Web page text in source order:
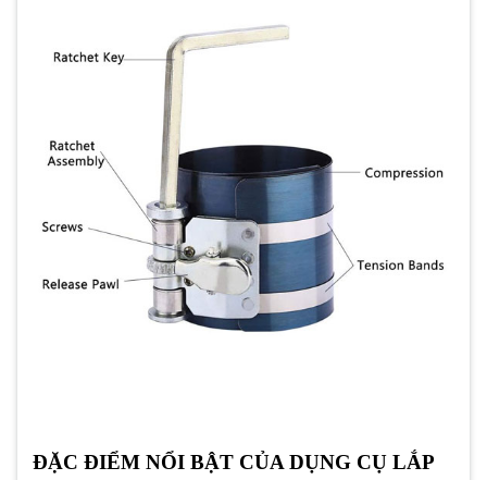
ĐẶC ĐIỂM NỔI BẬT CỦA DỤNG CỤ LẮP